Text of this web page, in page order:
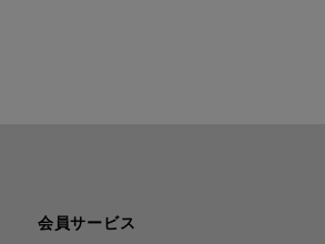
会員サービス